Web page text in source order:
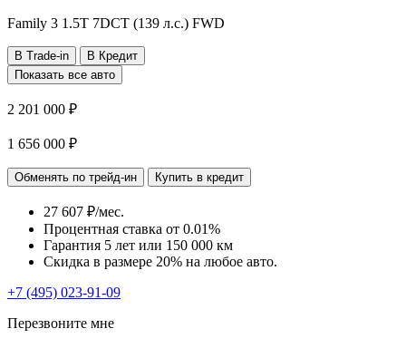
Family 3 1.5T 7DCT (139 л.с.) FWD
В Trade-in
В Кредит
Показать все авто
2 201 000 ₽
1 656 000 ₽
Обменять по трейд-ин Купить в кредит
27 607 ₽/мес.
Процентная ставка от 0.01%
Гарантия 5 лет или 150 000 км
Скидка в размере 20% на любое авто.
+7 (495) 023-91-09
Перезвоните мне